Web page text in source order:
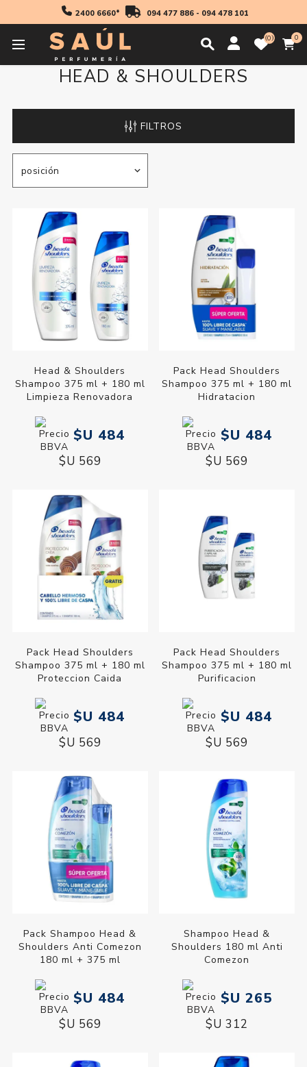
2400 6660* 094 477 886- 094 478 101
0 0
HEAD & SHOULDERS
FILTROS
Head & Shoulders
Shampoo 375 ml + 180 ml
Limpieza Renovadora
$U 484
$U 569
Pack Head Shoulders
Shampoo 375 ml + 180 ml
Hidratacion
$U 484
$U 569
Pack Head Shoulders
Shampoo 375 ml + 180 ml
Proteccion Caida
$U 484
$U 569
Pack Head Shoulders
Shampoo 375 ml + 180 ml
Purificacion
$U 484
$U 569
Pack Shampoo Head &
Shoulders Anti Comezon
180 ml + 375 ml
$U 484
$U 569
Shampoo Head &
Shoulders 180 ml Anti
Comezon
$U 265
$U 312